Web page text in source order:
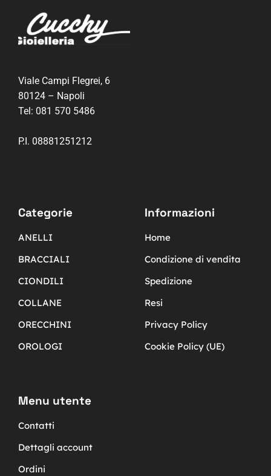
Viale Campi Flegrei, 6
80124 – Napoli
Tel: 081 570 5486
P.I. 08881251212
Categorie
ANELLI
BRACCIALI
CIONDILI
COLLANE
ORECCHINI
OROLOGI
Informazioni
Home
Condizione di vendita
Spedizione
Resi
Privacy Policy
Cookie Policy (UE)
Menu utente
Contatti
Dettagli account
Ordini